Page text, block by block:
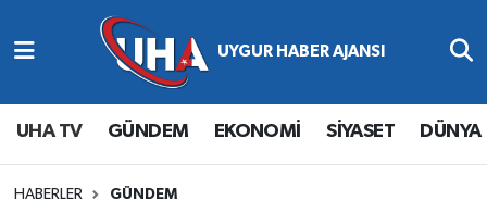
UHA TV GÜNDEM EKONOMİ SİYASET DÜNYA
HABERLER GÜNDEM
Abone Ol
Gündem
Ekonomi
Nöbetçi Eczaneler
Hava Durumu
Namaz Vakitleri